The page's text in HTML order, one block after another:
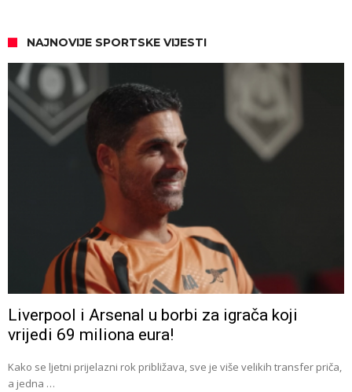
NAJNOVIJE SPORTSKE VIJESTI
Liverpool i Arsenal u borbi za igrača koji
vrijedi 69 miliona eura!
Kako se ljetni prijelazni rok približava, sve je više velikih transfer priča,
a jedna …